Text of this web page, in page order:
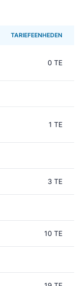
TARIEFEENHEDEN
0 TE
1 TE
3 TE
10 TE